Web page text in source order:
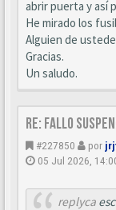
abrir puerta y así
He mirado los
Alguien de
Gracias.
Un saludo.
Re: Fallo
#227850 por
05 Jul 2026,
replyca